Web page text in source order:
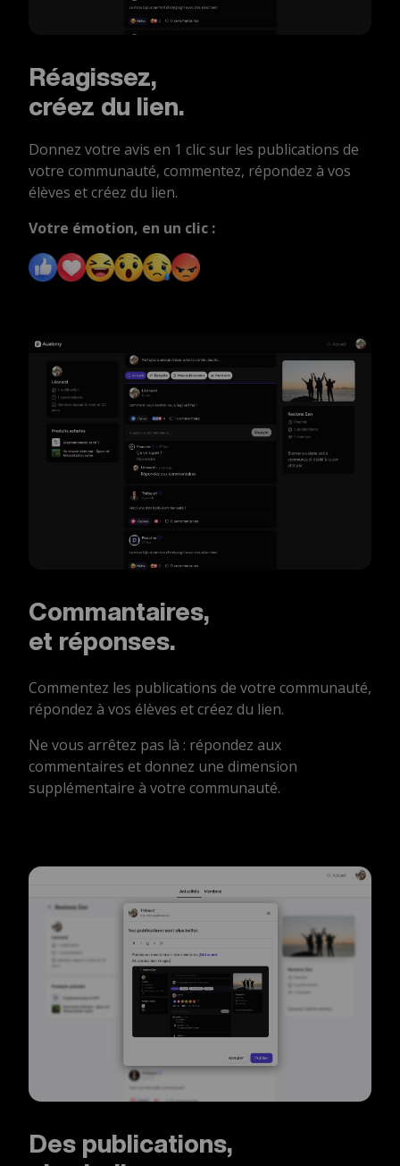
Réagissez,
créez du lien.
Donnez votre avis en 1 clic sur les publications de
votre communauté, commentez, répondez à vos
élèves et créez du lien.
Votre émotion, en un clic :
Commantaires,
et réponses.
Commentez les publications de votre communauté,
répondez à vos élèves et créez du lien.
Ne vous arrêtez pas là : répondez aux
commentaires et donnez une dimension
supplémentaire à votre communauté.
Des publications,